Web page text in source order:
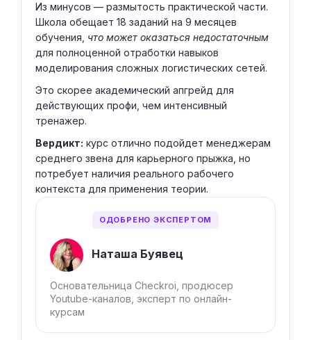
Из минусов — размытость практической части.
Школа обещает 18 заданий на 9 месяцев
обучения, что может оказаться недостаточным
для полноценной отработки навыков
моделирования сложных логистических сетей.
Это скорее академический апгрейд для
действующих профи, чем интенсивный
тренажер.
Вердикт: курс отлично подойдет менеджерам
среднего звена для карьерного прыжка, но
потребует наличия реального рабочего
контекста для применения теории.
ОДОБРЕНО ЭКСПЕРТОМ
Наташа Буявец
Основательница Checkroi, продюсер
Youtube-каналов, эксперт по онлайн-
курсам